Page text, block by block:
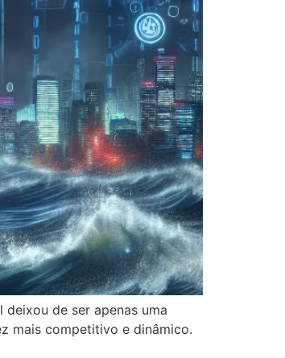
de ser apenas uma
mais competitivo e dinâmico.